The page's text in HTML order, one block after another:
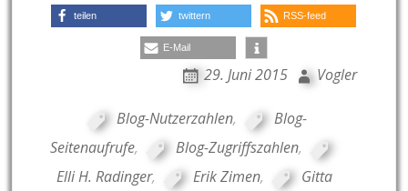
teilen twittern RSS-feed
E-Mail
29. Juni 2015 Vogler
Blog-Nutzerzahlen,
Blog-
Seitenaufrufe, Blog-Zugriffszahlen,
Elli H. Radinger, Erik Zimen,
Gitta